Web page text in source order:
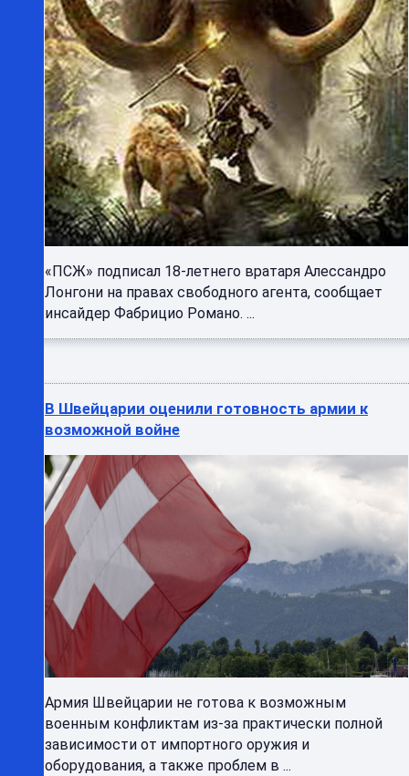
«ПСЖ» подписал 18-летнего вратаря Алессандро
Лонгони на правах свободного агента, сообщает
инсайдер Фабрицио Романо. ...
В Швейцарии оценили готовность армии к
возможной войне
Армия Швейцарии не готова к возможным
военным конфликтам из-за практически полной
зависимости от импортного оружия и
оборудования, а также проблем в ...